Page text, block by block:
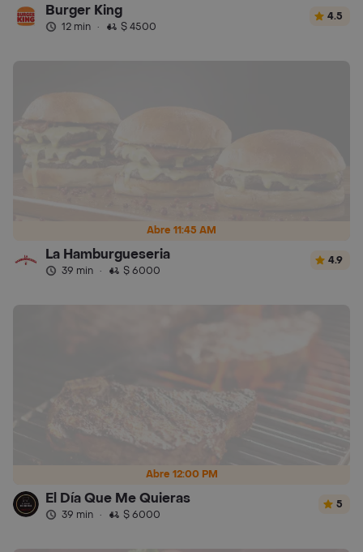
Burger King
12 min · $ 4500
4.5
Abre 11:45 AM
La Hamburgueseria
39 min · $ 6000
4.9
Abre 12:00 PM
El Día Que Me Quieras
39 min · $ 6000
5